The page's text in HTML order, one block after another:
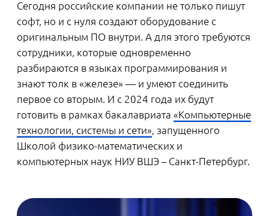
выпускники могли работать и с другими
продуктами: серверами, системами
хранения данных и т.д.